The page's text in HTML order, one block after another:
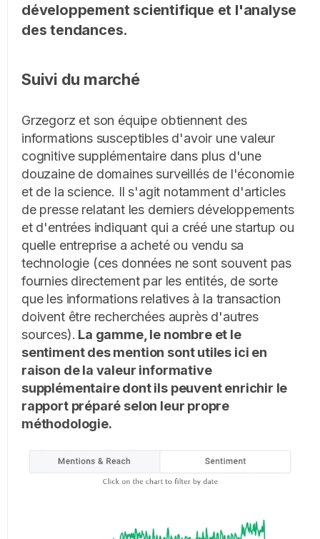
développement scientifique et l'analyse
des tendances.
Suivi du marché
Grzegorz et son équipe obtiennent des
informations susceptibles d'avoir une valeur
cognitive supplémentaire dans plus d'une
douzaine de domaines surveillés de l'économie
et de la science. Il s'agit notamment d'articles
de presse relatant les derniers développements
et d'entrées indiquant qui a créé une startup ou
quelle entreprise a acheté ou vendu sa
technologie (ces données ne sont souvent pas
fournies directement par les entités, de sorte
que les informations relatives à la transaction
doivent être recherchées auprès d'autres
sources). La gamme, le nombre et le
sentiment des mention sont utiles ici en
raison de la valeur informative
supplémentaire dont ils peuvent enrichir le
rapport préparé selon leur propre
méthodologie.